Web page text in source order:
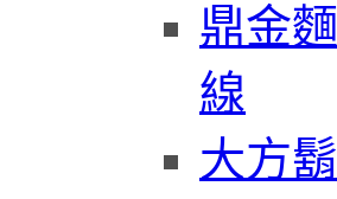
鼎金麵
線
大方鬍